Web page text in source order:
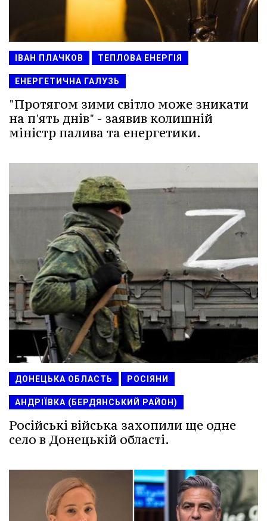
ІВАН ПЛАЧКОВ ТЕПЛОВА ЕНЕРГІЯ
ЕНЕРГЕТИЧНА ГАЛУЗЬ
"Протягом зими світло може зникати
на п'ять днів" - заявив колишній
міністр палива та енергетики.
ДОНЕЦЬКА ОБЛАСТЬ РОСІЯНИ
АНДРІЇВКА (БЕРДЯНСЬКИЙ РАЙОН)
Російські війська захопили ще одне
село в Донецькій області.